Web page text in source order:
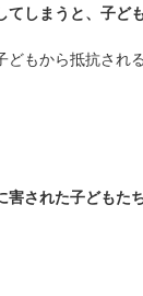
てしまうと、子ど
どもから抵抗され
害された子どもた